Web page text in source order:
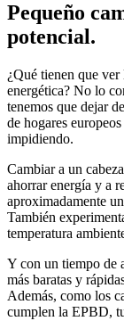
Pequeño
potencial.
¿Qué tienen que
energética? No lo
tenemos que dejar
de hogares
impidiendo.
Cambiar a un
ahorrar energía y a
aproximadamente
También
temperatura
Y con un tiempo de
más baratas y
Además, como los
cumplen la EPBD,